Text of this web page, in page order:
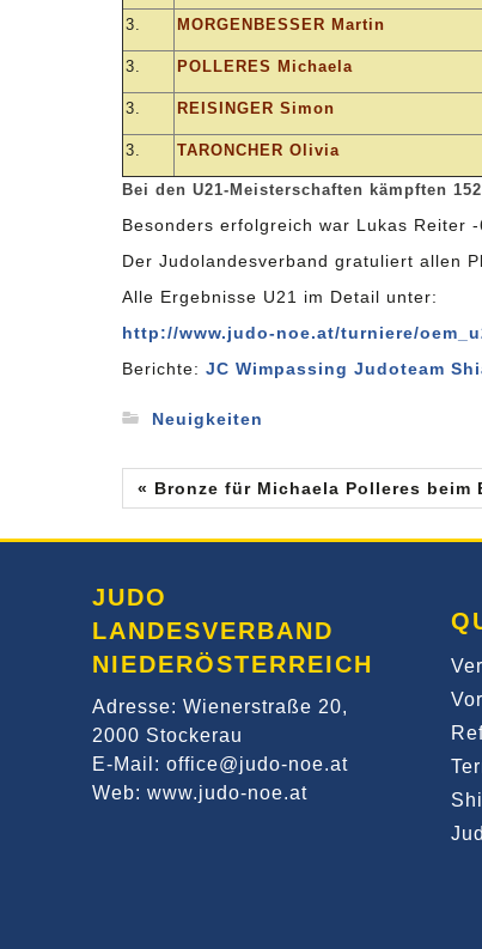
3. MORGENBESSER Martin
3. POLLERES Michaela
3. REISINGER Simon
3. TARONCHER Olivia
Bei den U21-Meisterschaften kämpften
Besonders erfolgreich war Lukas Reiter
Der Judolandesverband gratuliert allen
Alle Ergebnisse U21 im Detail unter:
http://www.judo-noe.at/turniere/
Berichte: JC Wimpassing Judoteam
Neuigkeiten
« Bronze für Michaela Polleres beim
JUDO
LANDESVERBAND
NIEDERÖSTERREICH
Adresse: Wienerstraße 20,
2000 Stockerau
E-Mail: office@judo-noe.at
Web: www.judo-noe.at